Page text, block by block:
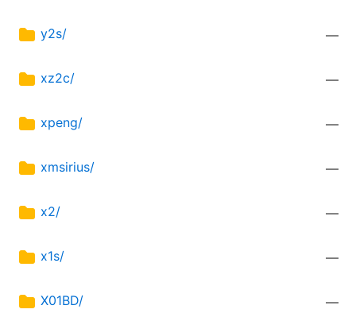
y2s/ —
xz2c/ —
xpeng/ —
xmsirius/ —
x2/ —
x1s/ —
X01BD/ —